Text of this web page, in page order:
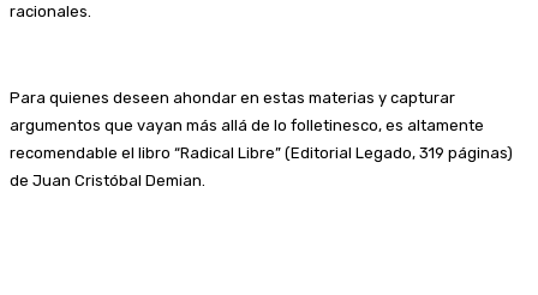
racionales.
Para quienes deseen ahondar en estas materias y capturar
argumentos que vayan más allá de lo folletinesco, es altamente
recomendable el libro “Radical Libre” (Editorial Legado, 319 páginas)
de Juan Cristóbal Demian.